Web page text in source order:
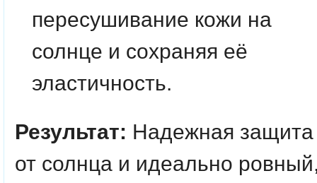
пересушивание кожи на
солнце и сохраняя её
эластичность.
Результат: Надежная защита
от солнца и идеально